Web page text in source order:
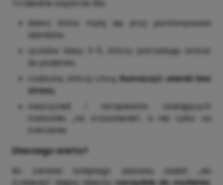
To idealne wsparcie dla:
dzieci, które mylą się przy porównywaniu
ułamków,
uczniów klasy 3–5, którzy potrzebują wrócić
do podstaw,
rodziców, którzy chcą tłumaczyć ułamki bez
stresu
nauczycieli i terapeutów szukających
materiału „na zrozumienie”, a nie tylko na
ćwiczenie.
Dlaczego warto?
Bo zamiast kolejnego zestawu zadań „do